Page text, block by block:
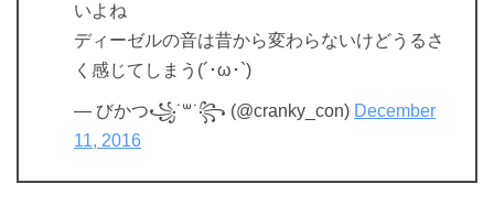
いよね
ディーゼルの音は昔から変わらないけどうるさ
く感じてしまう(´･ω･`)
— びかつ꧁˙꒳˙꧂ (@cranky_con) December
11, 2016